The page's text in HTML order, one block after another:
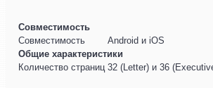
Совместимость
Совместимость
Android и iOS
Общие характеристики
Количество страниц 32 (Letter) и 36